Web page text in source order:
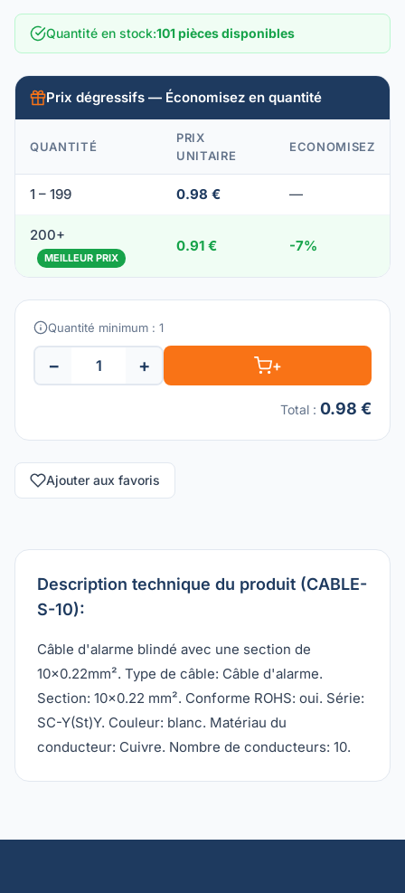
Quantité en stock:101 pièces disponibles
Prix dégressifs — Économisez en quantité
QUANTITÉ
PRIX
UNITAIRE
ECONOMISEZ
1 – 199 0.98 € —
200+
MEILLEUR PRIX
0.91 € -7%
Quantité minimum : 1
− + +
Total : 0.98 €
Ajouter aux favoris
Description technique du produit (CABLE-
S-10):
Câble d'alarme blindé avec une section de
10x0.22mm². Type de câble: Câble d'alarme.
Section: 10x0.22 mm². Conforme ROHS: oui. Série:
SC-Y(St)Y. Couleur: blanc. Matériau du
conducteur: Cuivre. Nombre de conducteurs: 10.